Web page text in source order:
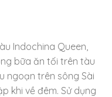
Indochina Queen,
bữa ăn tối trên tàu
ngoạn trên sông Sài
khi về đêm. Sử dụng